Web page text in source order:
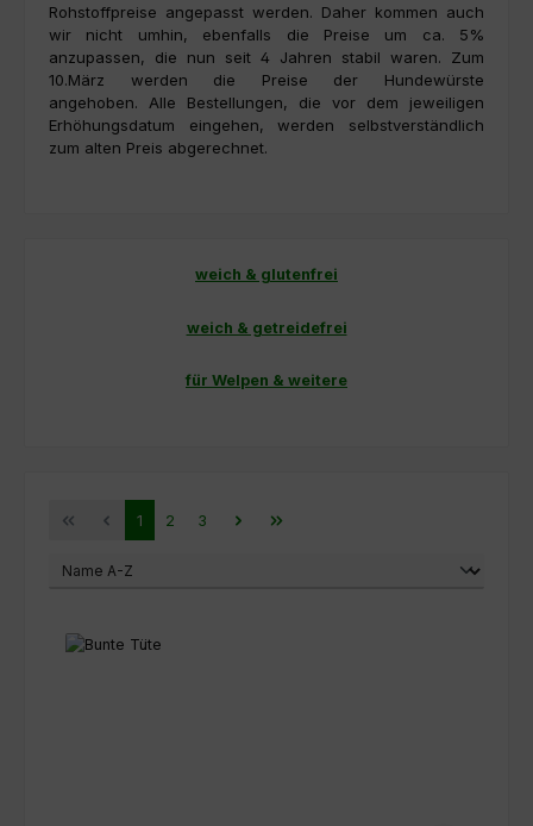
Rohstoffpreise angepasst werden. Daher kommen auch
wir nicht umhin, ebenfalls die Preise um ca. 5%
anzupassen, die nun seit 4 Jahren stabil waren. Zum
10.März werden die Preise der Hundewürste
angehoben. Alle Bestellungen, die vor dem jeweiligen
Erhöhungsdatum eingehen, werden selbstverständlich
zum alten Preis abgerechnet.
weich & glutenfrei
weich & getreidefrei
für Welpen & weitere
Seite
1 Seite
2 Seite
3